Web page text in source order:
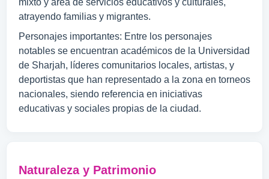
mixto y área de servicios educativos y culturales,
atrayendo familias y migrantes.
Personajes importantes: Entre los personajes
notables se encuentran académicos de la Universidad
de Sharjah, líderes comunitarios locales, artistas, y
deportistas que han representado a la zona en torneos
nacionales, siendo referencia en iniciativas
educativas y sociales propias de la ciudad.
Naturaleza y Patrimonio